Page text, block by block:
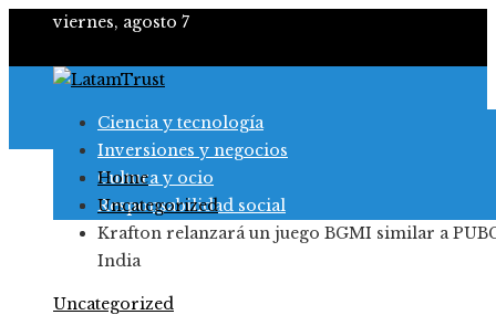
viernes, agosto 7
Ciencia y tecnología
Inversiones y negocios
Cultura y ocio
Responsabilidad social
Home
Uncategorized
Krafton relanzará un juego BGMI similar a
India
Uncategorized